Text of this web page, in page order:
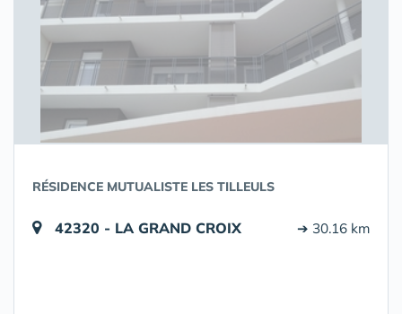
RÉSIDENCE MUTUALISTE LES TILLEULS
42320 - LA GRAND CROIX ➔ 30.16 km